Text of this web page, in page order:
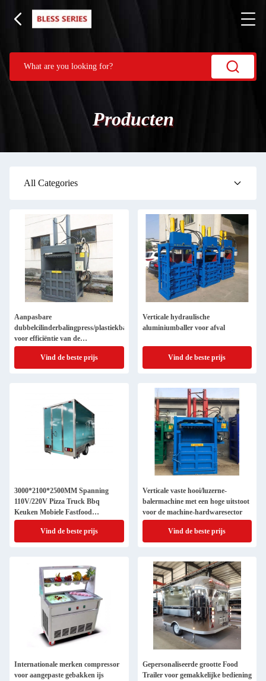
Producten
All Categories
Aanpasbare
dubbelcilinderbalingpress/plastiekbaler
voor efficiëntie van de
bandverpakking
Vind de beste prijs
Verticale hydraulische
aluminiumballer voor afval
Vind de beste prijs
3000*2100*2500MM Spanning
110V/220V Pizza Truck Bbq
Keuken Mobiele Fastfood
Restaurant
Vind de beste prijs
Verticale vaste hooi/luzerne-
balermachine met een hoge uitstoot
voor de machine-hardwaresector
Vind de beste prijs
Internationale merken compressor
voor aangepaste gebakken ijs
Gepersonaliseerde grootte Food
Trailer voor gemakkelijke bediening